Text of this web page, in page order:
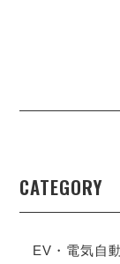
CATEGORY
EV・電気自